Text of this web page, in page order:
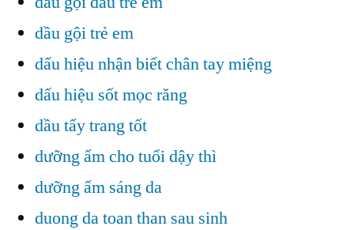
dầu gội trẻ em
dấu hiệu nhận biết chân tay miệng
dấu hiệu sốt mọc răng
dầu tẩy trang tốt
dưỡng ẩm cho tuổi dậy thì
dưỡng ẩm sáng da
duong da toan than sau sinh